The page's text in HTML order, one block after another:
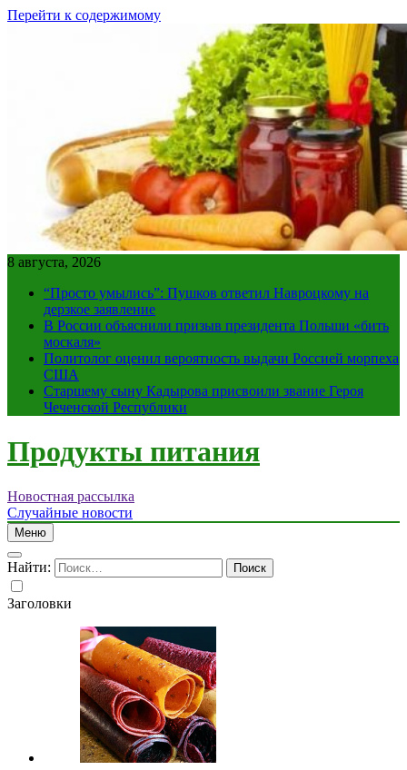
Перейти к содержимому
8 августа, 2026
“Просто умылись”: Пушков ответил Навроцкому на
дерзкое заявление
В России объяснили призыв президента Польши «бить
москаля»
Политолог оценил вероятность выдачи Россией морпеха
США
Старшему сыну Кадырова присвоили звание Героя
Чеченской Республики
Продукты питания
Новостная рассылка
Случайные новости
Меню
Найти:
Заголовки